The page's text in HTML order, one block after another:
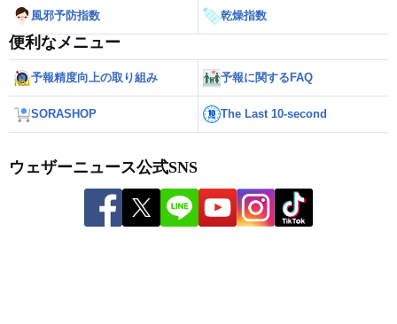
風邪予防指数 乾燥指数
便利なメニュー
予報精度向上の取り組み 予報に関するFAQ
SORASHOP The Last 10-second
ウェザーニュース公式SNS